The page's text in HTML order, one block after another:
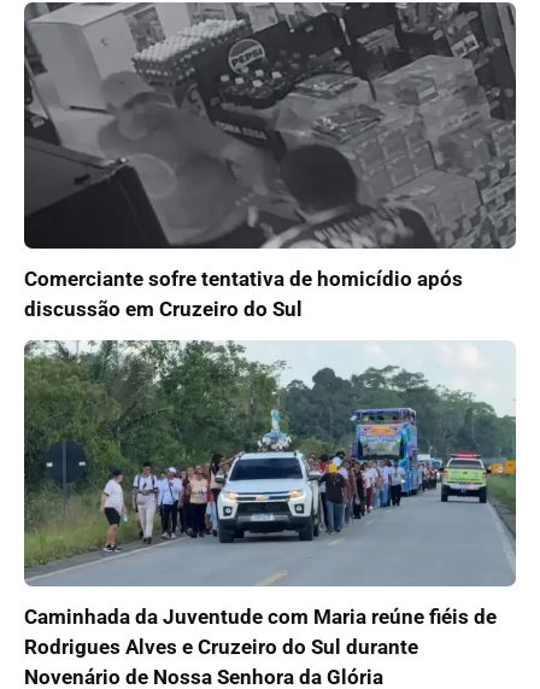
Comerciante sofre tentativa de homicídio após
discussão em Cruzeiro do Sul
Caminhada da Juventude com Maria reúne fiéis de
Rodrigues Alves e Cruzeiro do Sul durante
Novenário de Nossa Senhora da Glória